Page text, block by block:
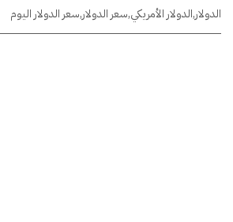
الدولار,الدولار الأمريكي,سعر الدولار,سعر الدولار اليوم